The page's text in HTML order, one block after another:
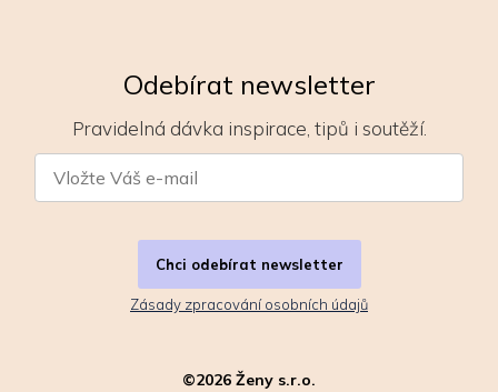
Odebírat newsletter
Pravidelná dávka inspirace, tipů i soutěží.
Chci odebírat newsletter
Zásady zpracování osobních údajů
©2026 Ženy s.r.o.